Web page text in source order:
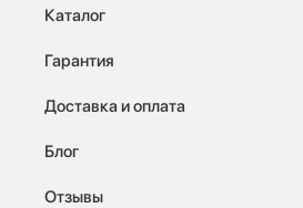
Каталог
Гарантия
Доставка и оплата
Блог
Отзывы